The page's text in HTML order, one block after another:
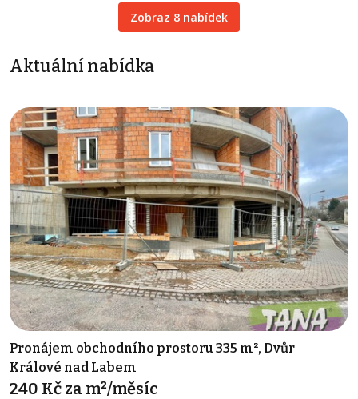
Zobraz 8 nabídek
Aktuální nabídka
Pronájem obchodního prostoru 335 m², Dvůr
Králové nad Labem
240 Kč za m²/měsíc